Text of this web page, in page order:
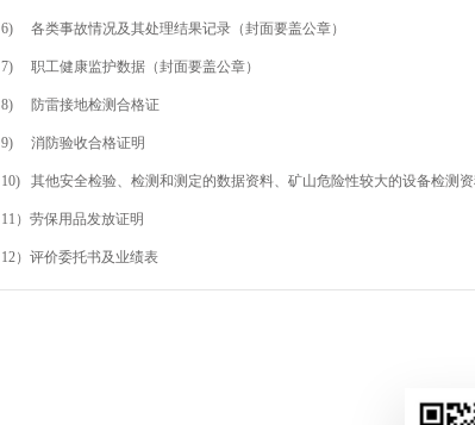
6) 各类事故情况及其处理结果记录（封面要盖公章）
7) 职工健康监护数据（封面要盖公章）
8) 防雷接地检测合格证
9) 消防验收合格证明
10) 其他安全检验、检测和测定的数据资料、矿山危险性较大的设备检测
11）劳保用品发放证明
12）评价委托书及业绩表